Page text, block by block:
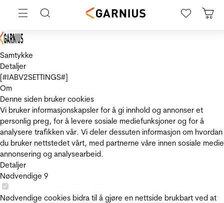
Samtykke
Detaljer
[#IABV2SETTINGS#]
Om
Denne siden bruker cookies
Vi bruker informasjonskapsler for å gi innhold og annonser et
personlig preg, for å levere sosiale mediefunksjoner og for å
analysere trafikken vår. Vi deler dessuten informasjon om hvordan
du bruker nettstedet vårt, med partnerne våre innen sosiale
annonsering og analysearbeid.
Detaljer
Nødvendige 9
Nødvendige cookies bidra til å gjøre en nettside brukbart ved at